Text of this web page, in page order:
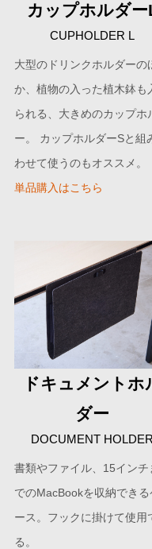
カップホルダー
CUPHOLDER L
大型のドリンクホルダーの
か、植物の入った植木鉢も
られる、大きめのカップホ
ー。 カップホルダーSと組
わせて使うのもオススメ。
単品購入はこちら
ドキュメントホ
ダー
DOCUMENT HOLDER
書類やファイル、15インチ
でのMacBookを収納できる
ース。フックに掛けて使用
る。